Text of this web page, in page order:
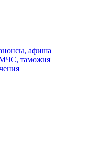
афиша
таможня